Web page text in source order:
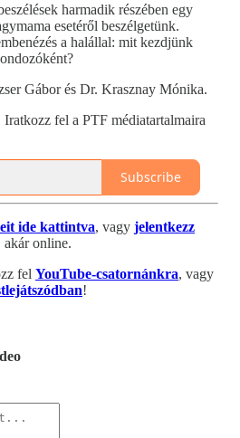
harmadik részében egy
esetéről beszélgetünk.
a halállal: mit kezdjünk
Gábor és Dr. Krasznay Mónika.
fel a PTF médiatartalmaira
Subscribe
ide kattintva, vagy jelentkezz
akár online.
fel YouTube-csatornánkra, vagy
!